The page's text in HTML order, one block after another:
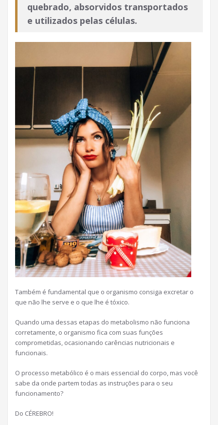
quebrado, absorvidos transportados
e utilizados pelas células.
Também é fundamental que o organismo consiga excretar o
que não lhe serve e o que lhe é tóxico.
Quando uma dessas etapas do metabolismo não funciona
corretamente, o organismo fica com suas funções
comprometidas, ocasionando carências nutricionais e
funcionais.
O processo metabólico é o mais essencial do corpo, mas você
sabe da onde partem todas as instruções para o seu
funcionamento?
Do CÉREBRO!